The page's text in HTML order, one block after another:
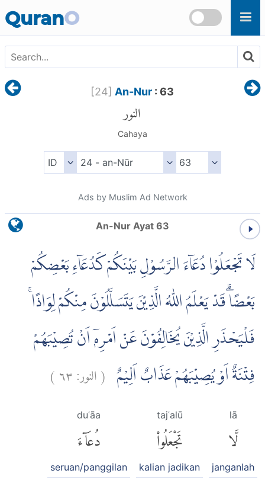
QuranO
[24] An-Nur : 63
النور
Cahaya
Ads by Muslim Ad Network
An-Nur Ayat 63
لَا تَجْعَلُوْا دُعَاۤءَ الرَّسُوْلِ بَيْنَكُمْ كَدُعَاۤءِ بَعْضِكُمْ
بَعْضًاۗ قَدْ يَعْلَمُ اللّٰهُ الَّذِيْنَ يَتَسَلَّلُوْنَ مِنْكُمْ لِوَاذًاۚ
فَلْيَحْذَرِ الَّذِيْنَ يُخَالِفُوْنَ عَنْ اَمْرِهٖٓ اَنْ تُصِيْبَهُمْ
فِتْنَةٌ اَوْ يُصِيْبَهُمْ عَذَابٌ اَلِيْمٌ (النور:٦٣)
lā
لَّا
janganlah
tajʿalū
تَجْعَلُوا۟
kalian jadikan
duʿāa
دُعَآءَ
seruan/panggilan